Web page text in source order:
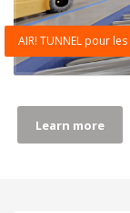
AIR! TUNNEL pour
Learn more